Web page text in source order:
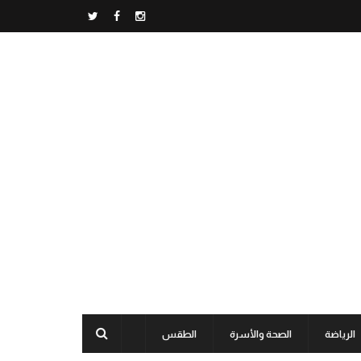
الرياضة الصحة والأسرة الطقس